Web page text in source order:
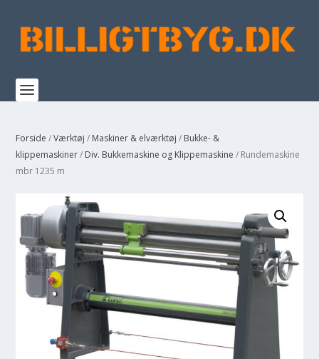
Forside /Værktøj / Maskiner & elværktøj / Bukke- &
klippemaskiner/ Div. Bukkemaskine og Klippemaskine / Rundemaskine
mbr 1235 m